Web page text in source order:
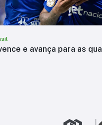
e avança para as